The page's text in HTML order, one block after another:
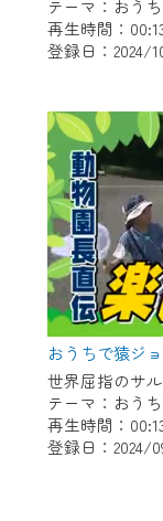
テーマ：おう
再生時間：
登録日：2024/
テーマ：おう
再生時間：
登録日：2024/